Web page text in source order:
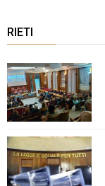
RIETI